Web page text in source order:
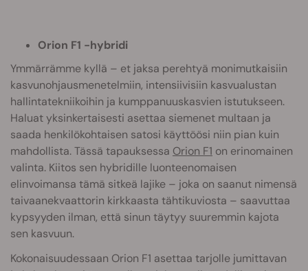
Orion F1 -hybridi
Ymmärrämme kyllä – et jaksa perehtyä monimutkaisiin
kasvunohjausmenetelmiin, intensiivisiin kasvualustan
hallintatekniikoihin ja kumppanuuskasvien istutukseen.
Haluat yksinkertaisesti asettaa siemenet multaan ja
saada henkilökohtaisen satosi käyttöösi niin pian kuin
mahdollista. Tässä tapauksessa Orion F1 on erinomainen
valinta. Kiitos sen hybridille luonteenomaisen
elinvoimansa tämä sitkeä lajike – joka on saanut nimensä
taivaanekvaattorin kirkkaasta tähtikuviosta – saavuttaa
kypsyyden ilman, että sinun täytyy suuremmin kajota
sen kasvuun.
Kokonaisuudessaan Orion F1 asettaa tarjolle jumittavan